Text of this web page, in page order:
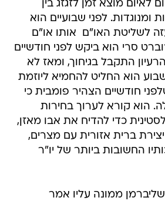
לאיום מוצא זמן לזגזג בין
ומנוגדות. לפני שבועיים הוא
לשליטת האו"ם  אותו או"ם
סרי הוא ביקש לפני חודשיים
התקבל בגיחוך, ומאז לא
הוא החליט להחמיא ליוזמת
חודשיים הצהיר פומבית כי
הוא קורא לערוך בחירות
כדי להדיח את אבו מאזן,
ברית אזורית עם מצרים,
החשובות ביותר של יו"ר
ממונה עליו אמר